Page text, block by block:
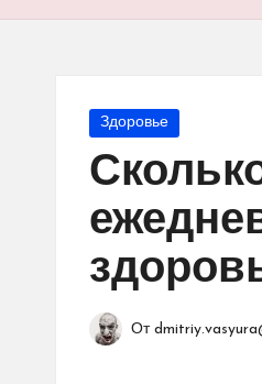
Опубликовано
Здоровье
Запись
От